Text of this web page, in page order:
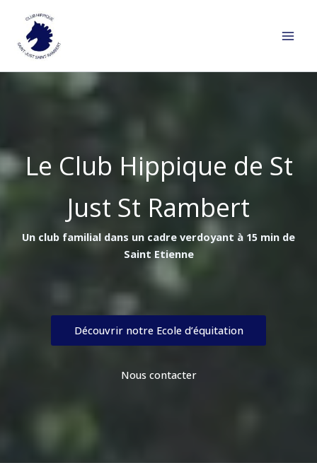
contenu
Le Club Hippique de St
Just St Rambert
Un club familial dans un cadre verdoyant à 15 min de
Saint Etienne
Découvrir notre Ecole d’équitation
Nous contacter